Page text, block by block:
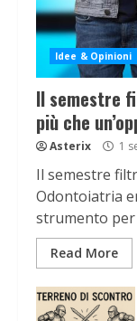
Idee & Opinioni
Il semestre
più che
Asterix 1
Il semestre
Odontoiatria
strumento
Read More